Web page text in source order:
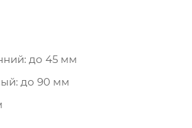
до 45 мм
до 90 мм